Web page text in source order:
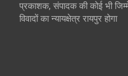
प्रकाशक, संपादक की कोई भी
विवादों का न्यायक्षेत्र रायपुर होगा